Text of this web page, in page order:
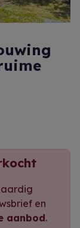
en
aanbod.